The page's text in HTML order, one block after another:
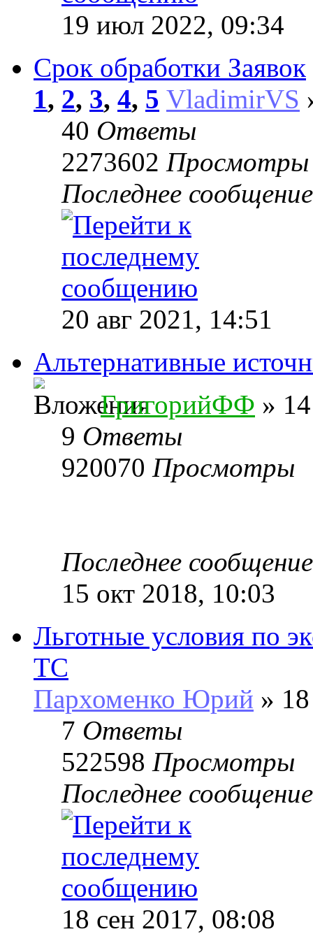
19 июл 2022, 09:34
Срок обработки Заявок
1, 2, 3, 4, 5 VladimirVS
40 Ответы
2273602 Просмотры
Последнее
20 авг 2021, 14:51
Альтернативные
ГригорийФФ »
9 Ответы
920070 Просмотры
Последнее
15 окт 2018, 10:03
Льготные условия по
ТС
Пархоменко Юрий »
7 Ответы
522598 Просмотры
Последнее
18 сен 2017, 08:08